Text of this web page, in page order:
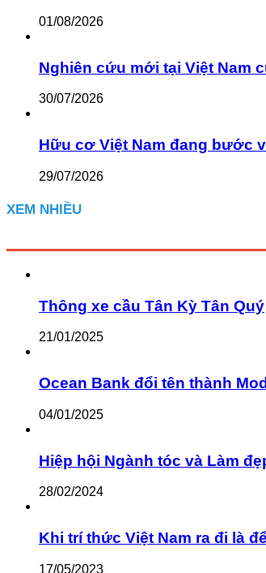
01/08/2026
Nghiên cứu mới tại Việt Nam
30/07/2026
Hữu cơ Việt Nam đang bước
29/07/2026
XEM NHIỀU
Thông xe cầu Tân Kỳ Tân Quý
21/01/2025
Ocean Bank đổi tên thành
04/01/2025
Hiệp hội Ngành tóc và Làm
28/02/2024
Khi trí thức Việt Nam ra đi là
17/05/2023